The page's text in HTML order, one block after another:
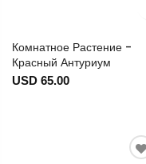
Комнатное Растение -
Красный Антуриум
USD 65.00